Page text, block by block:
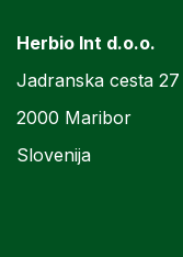
Herbio Int d.o.o.
Jadranska cesta 27
2000 Maribor
Slovenija